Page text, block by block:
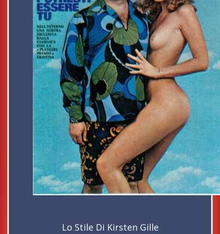
Lo Stile Di Kirsten Gille